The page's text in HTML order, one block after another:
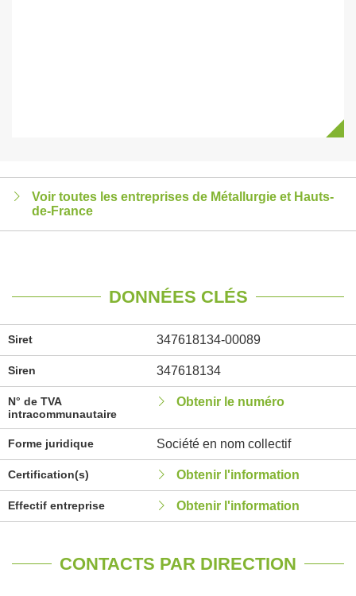
Voir toutes les entreprises de Métallurgie et Hauts-
de-France
DONNÉES CLÉS
Siret 347618134-00089
Siren 347618134
N° de TVA
intracommunautaire
Obtenir le numéro
Forme juridique Société en nom collectif
Certification(s) Obtenir l'information
Effectif entreprise Obtenir l'information
CONTACTS PAR DIRECTION